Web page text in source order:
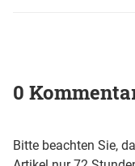
0
Bitte beachten Sie,